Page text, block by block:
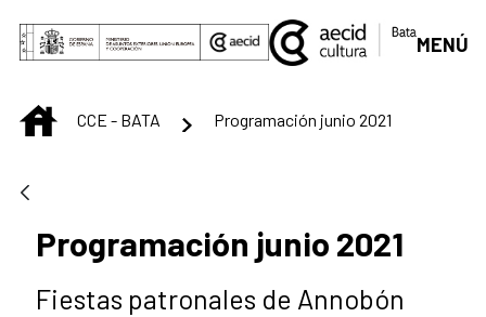
Saut au contenu principal
MENÚ
INICIOCCE - BATA Programación junio 2021
Programación junio 2021
Fiestas patronales de Annobón